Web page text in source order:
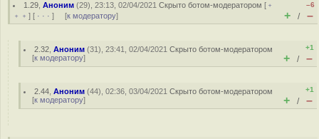
1.29 ,Аноним (29), 23:13, 02/04/2021Скрыто ботом-модератором [ ﹢
﹢﹢ ] [ · · · ] [к модератору]
–6
+ / –
2.32 ,Аноним (31), 23:41, 02/04/2021Скрыто ботом-модератором
[к модератору]
+1
+ / –
2.44 ,Аноним (44), 02:36, 03/04/2021Скрыто ботом-модератором
[к модератору]
+1
+ / –